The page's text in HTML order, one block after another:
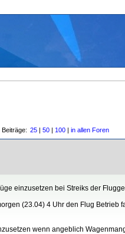
25 | 50 | 100 | in allen Foren
einzusetzen bei Streiks der
(23.04) 4 Uhr den Flug Betrieb
wenn angeblich